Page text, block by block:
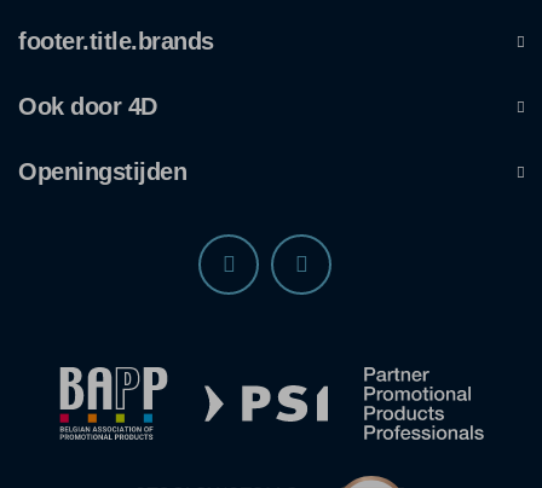
footer.title.brands
Ook door 4D
Openingstijden